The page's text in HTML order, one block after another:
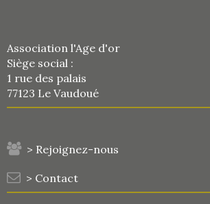
Association l'Age d'or
Siège social :
1 rue des palais
77123 Le Vaudoué
> Rejoignez-nous
> Contact